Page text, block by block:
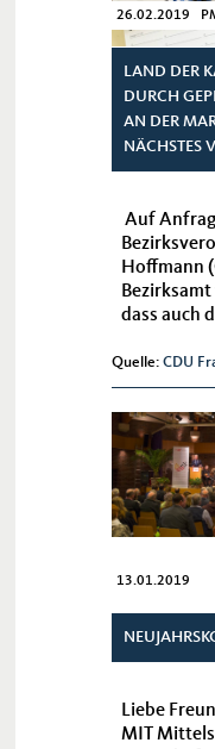
26.02.2019
LAND DER
DURCH
N DER
ÄCHSTES
Auf
Hoffmann
dass auch
und
2021
Quelle: CDU
13.01.2019
Liebe
MIT